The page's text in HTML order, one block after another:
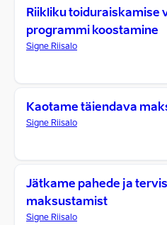
Riikliku toiduraiskamise
programmi koostamine
Signe Riisalo
Kaotame täiendava
Signe Riisalo
Jätkame pahede ja
maksustamist
Signe Riisalo